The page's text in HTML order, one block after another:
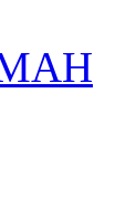
МАН